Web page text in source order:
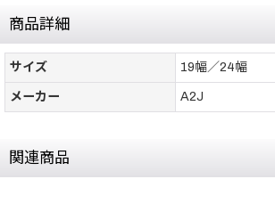
商品詳細
サイズ 19幅／24幅
メーカー A2J
関連商品